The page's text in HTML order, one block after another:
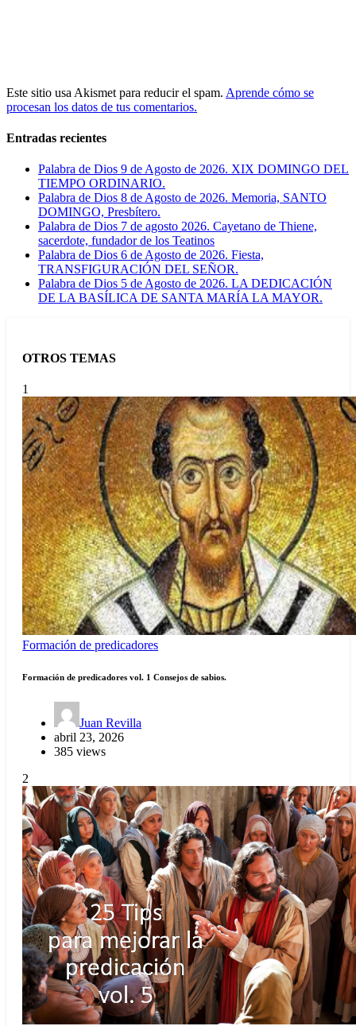
Este sitio usa Akismet para reducir el spam. Aprende cómo se
procesan los datos de tus comentarios.
Entradas recientes
Palabra de Dios 9 de Agosto de 2026. XIX DOMINGO DEL
TIEMPO ORDINARIO.
Palabra de Dios 8 de Agosto de 2026. Memoria, SANTO
DOMINGO, Presbítero.
Palabra de Dios 7 de agosto 2026. Cayetano de Thiene,
sacerdote, fundador de los Teatinos
Palabra de Dios 6 de Agosto de 2026. Fiesta,
TRANSFIGURACIÓN DEL SEÑOR.
Palabra de Dios 5 de Agosto de 2026. LA DEDICACIÓN
DE LA BASÍLICA DE SANTA MARÍA LA MAYOR.
OTROS TEMAS
1
Formación de predicadores
Formación de predicadores vol. 1 Consejos de sabios.
Juan Revilla
abril 23, 2026
385 views
2